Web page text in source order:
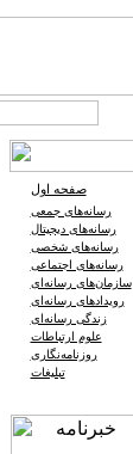
صفحه اول
رسانه‌های جمعی
رسانه‌های دیجیتال
رسانه‌های شخصی
رسانه‌های اجتماعی
سازمان‌های رسانه‌ای
رویدادهای رسانه‌ای
زندگی رسانه‌ای
علوم ارتباطات
روزنامه‌نگاری
تبلیغات